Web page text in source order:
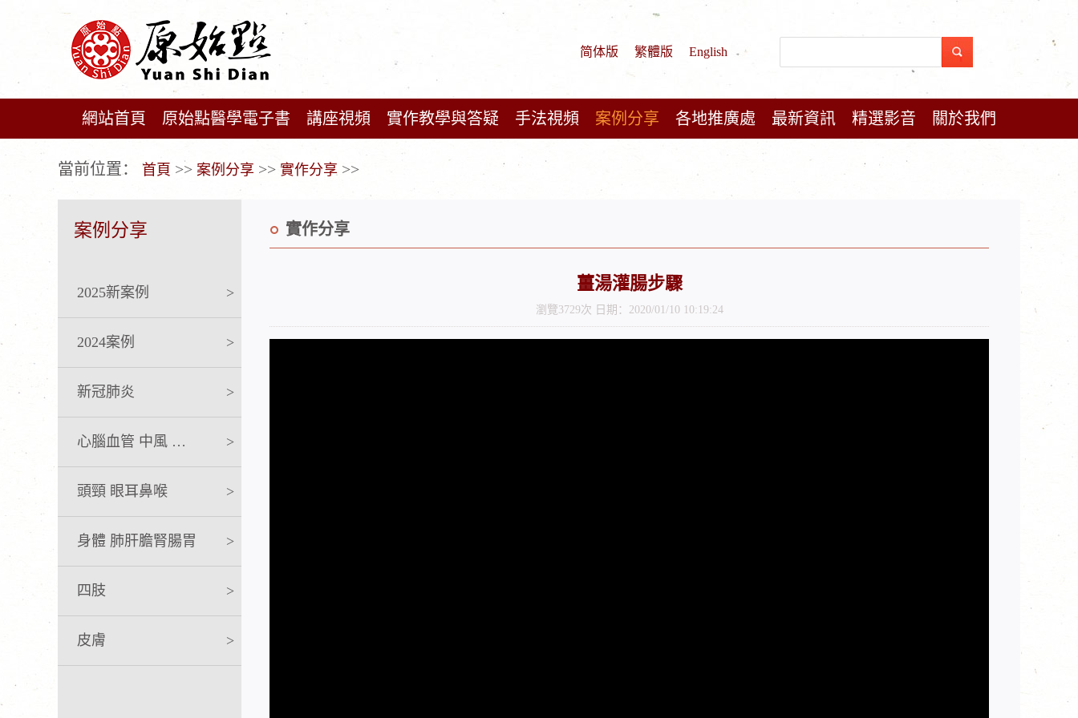
简体版 繁體版 English
網站首頁 原始點醫學電子書 講座視頻 實作教學與答疑 手法視頻 案例分享 各地推廣處 最新資訊 精選影音 關於我們
當前位置： 首頁 >> 案例分享 >> 實作分享 >>
案例分享
2025新案例 >
2024案例 >
新冠肺炎 >
心腦血管 中風 急救 >
頭頸 眼耳鼻喉 >
身體 肺肝膽腎腸胃 >
四肢 >
皮膚 >
實作分享
薑湯灌腸步驟
瀏覽3729次 日期：2020/01/10 10:19:24